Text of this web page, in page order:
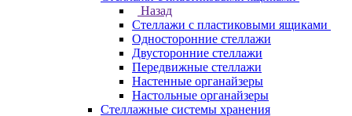
Назад
Стеллажи с пластиковыми ящиками
Односторонние стеллажи
Двусторонние стеллажи
Передвижные стеллажи
Настенные органайзеры
Настольные органайзеры
Стеллажные системы хранения